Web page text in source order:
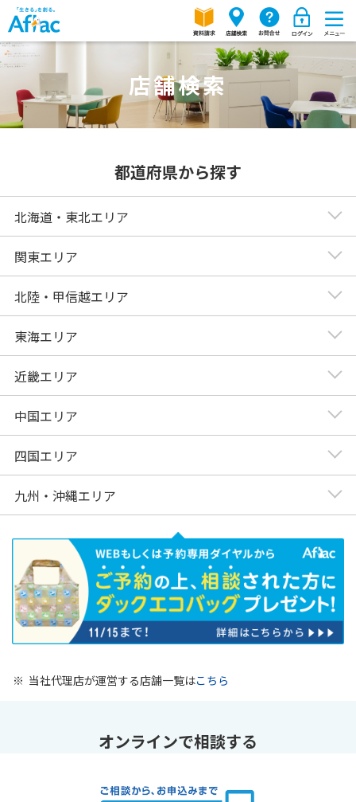
店舗検索
都道府県から探す
北海道・東北エリア
関東エリア
北陸・甲信越エリア
東海エリア
近畿エリア
中国エリア
四国エリア
九州・沖縄エリア
※ 当社代理店が運営する店舗一覧はこちら
オンラインで相談する